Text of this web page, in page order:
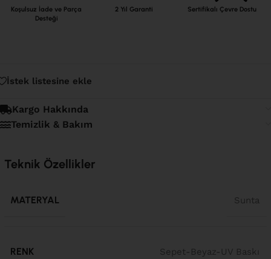
Koşulsuz İade ve Parça
Desteği
2 Yıl Garanti Sertifikalı Çevre Dostu
İstek listesine ekle
Kargo Hakkında
Temizlik & Bakım
Teknik Özellikler
MATERYAL Sunta
RENK Sepet-Beyaz-UV Baskı